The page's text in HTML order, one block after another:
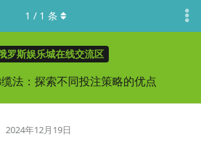
罗斯娱乐城在线交流区
法：探索不同投注策略的优点
1 / 1 条
2024年12月19日